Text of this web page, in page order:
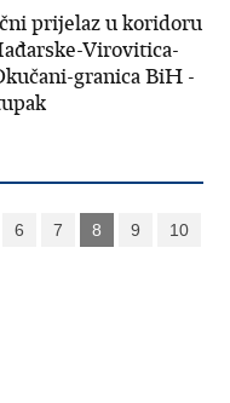
prijelaz u koridoru
Virovitica-
granica BiH -
6 7 8 9
10